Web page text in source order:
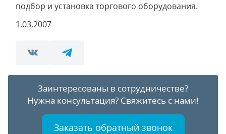
подбор и установка торгового оборудования.
1.03.2007
Заинтересованы в сотрудничестве?
Нужна консультация? Свяжитесь с нами!
Заказать обратный звонок